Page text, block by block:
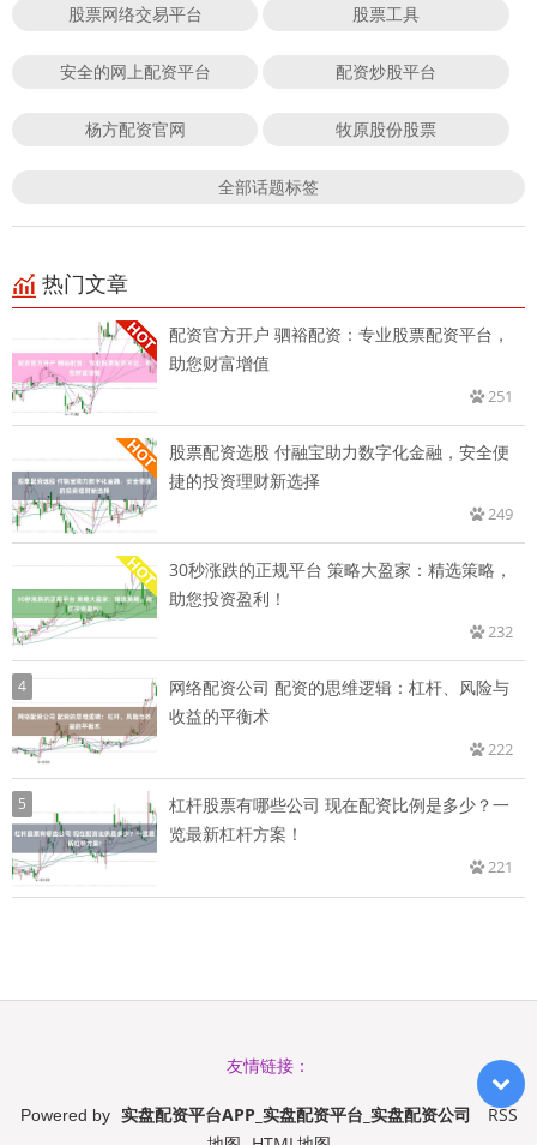
股票网络交易平台 股票工具
安全的网上配资平台 配资炒股平台
杨方配资官网 牧原股份股票
全部话题标签
热门文章
配资官方开户 驷裕配资：专业股票配资平台，
助您财富增值
251
股票配资选股 付融宝助力数字化金融，安全便
捷的投资理财新选择
249
30秒涨跌的正规平台 策略大盈家：精选策略，
助您投资盈利！
232
4
网络配资公司 配资的思维逻辑：杠杆、风险与
收益的平衡术
222
5
杠杆股票有哪些公司 现在配资比例是多少？一
览最新杠杆方案！
221
友情链接：
Powered by 实盘配资平台APP_实盘配资平台_实盘配资公司
RSS